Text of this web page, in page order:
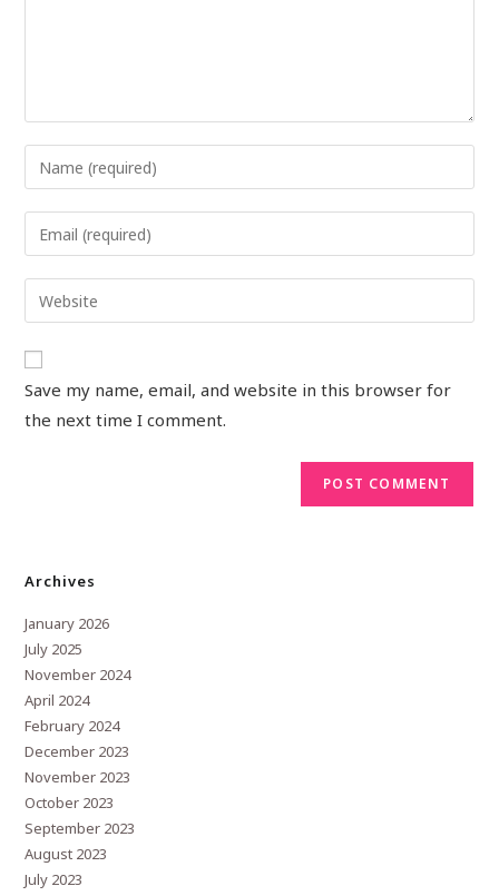
Save my name, email, and website in this browser for
the next time I comment.
Archives
January 2026
July 2025
November 2024
April 2024
February 2024
December 2023
November 2023
October 2023
September 2023
August 2023
July 2023